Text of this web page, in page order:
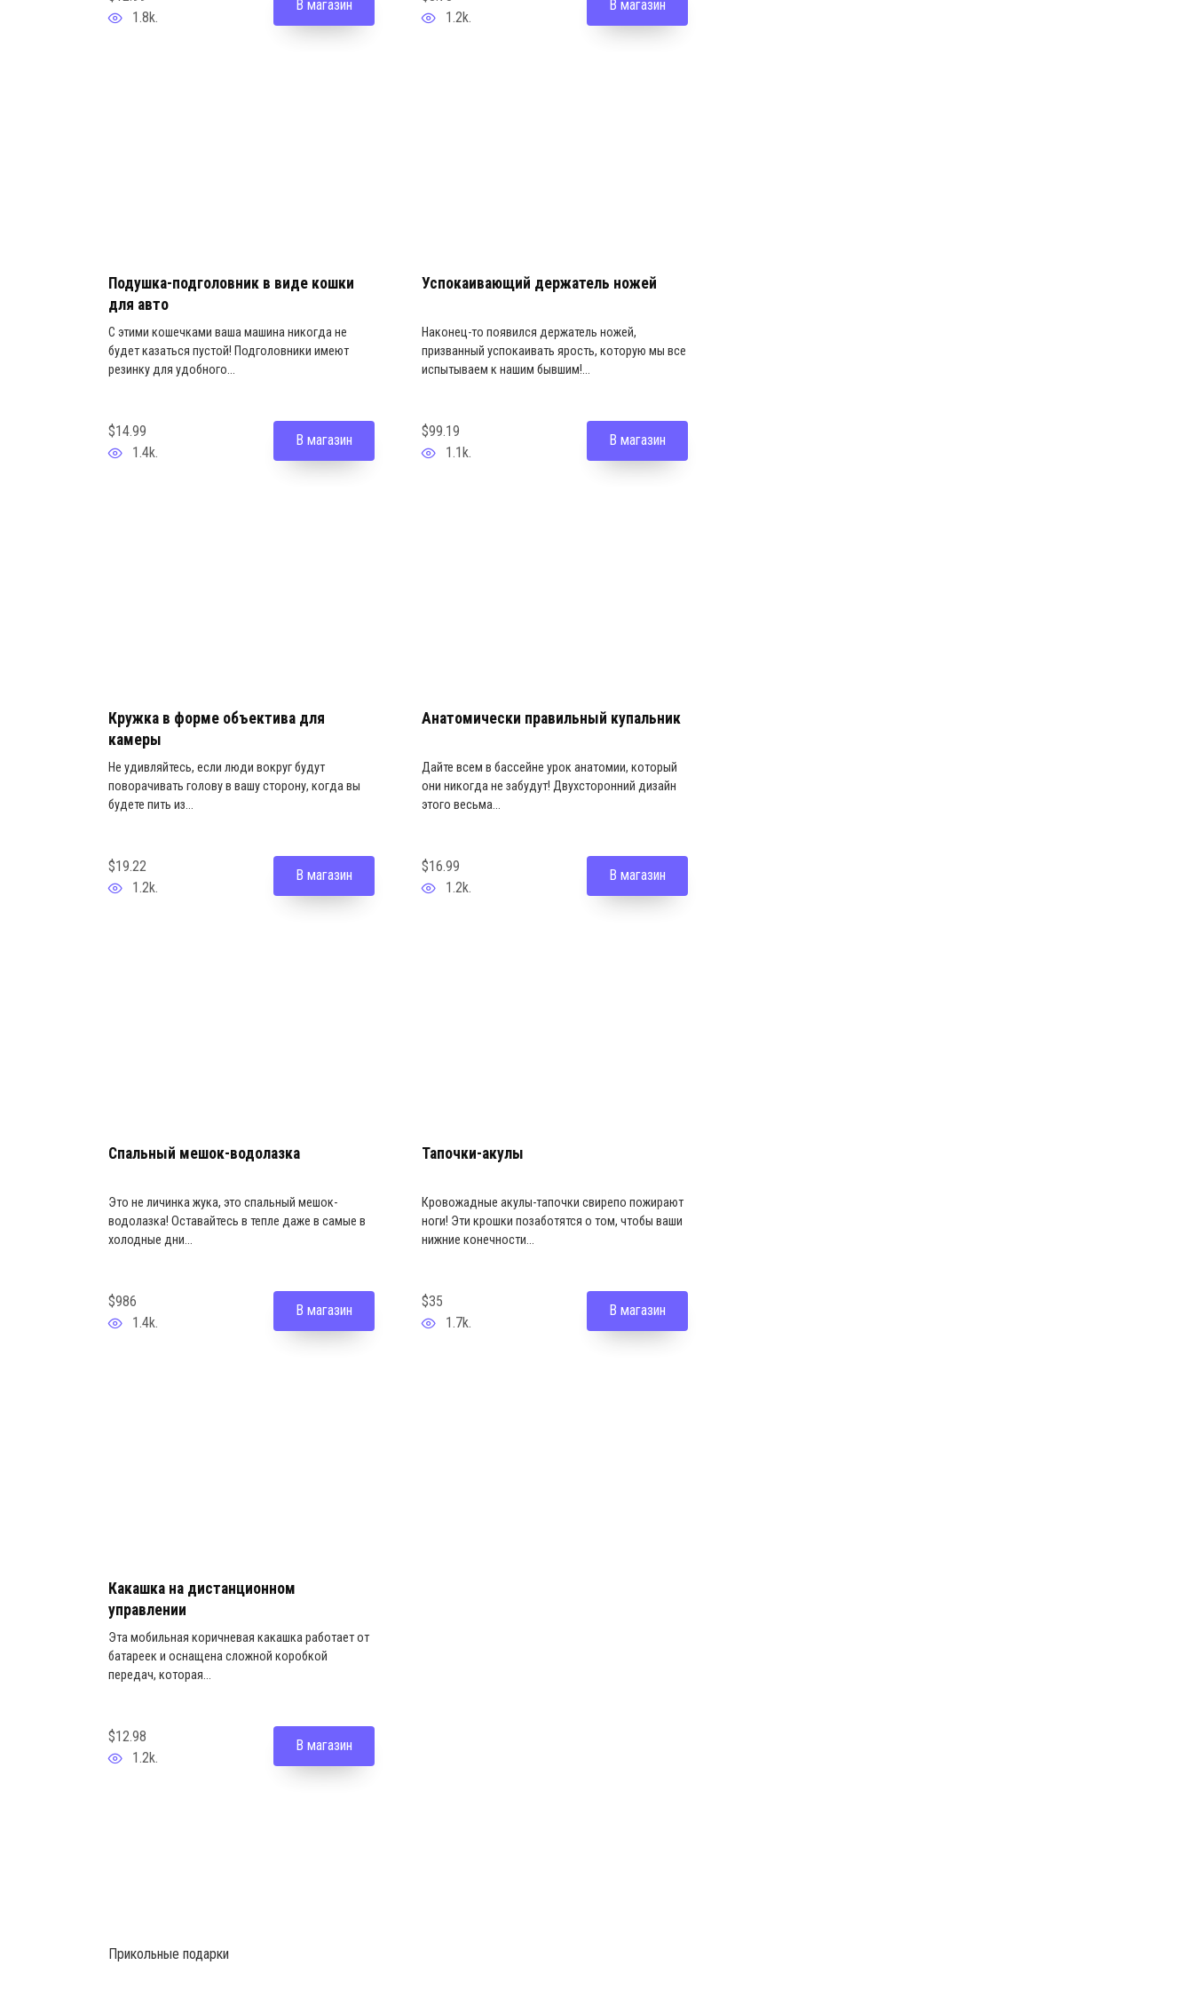
1.8k.
В магазин
1.2k.
В магазин
Подушка-подголовник в виде кошки
для авто
С этими кошечками ваша машина никогда не
будет казаться пустой! Подголовники имеют
резинку для удобного...
$14.99
1.4k.
В магазин
Успокаивающий держатель ножей
Наконец-то появился держатель ножей,
призванный успокаивать ярость, которую мы все
испытываем к нашим бывшим!...
$99.19
1.1k.
В магазин
Кружка в форме объектива для
камеры
Не удивляйтесь, если люди вокруг будут
поворачивать голову в вашу сторону, когда вы
будете пить из...
$19.22
1.2k.
В магазин
Анатомически правильный купальник
Дайте всем в бассейне урок анатомии, который
они никогда не забудут! Двухсторонний дизайн
этого весьма...
$16.99
1.2k.
В магазин
Спальный мешок-водолазка
Это не личинка жука, это спальный мешок-
водолазка! Оставайтесь в тепле даже в самые в
холодные дни...
$986
1.4k.
В магазин
Тапочки-акулы
Кровожадные акулы-тапочки свирепо пожирают
ноги! Эти крошки позаботятся о том, чтобы ваши
нижние конечности...
$35
1.7k.
В магазин
Какашка на дистанционном
управлении
Эта мобильная коричневая какашка работает от
батареек и оснащена сложной коробкой
передач, которая...
$12.98
1.2k.
В магазин
Прикольные подарки